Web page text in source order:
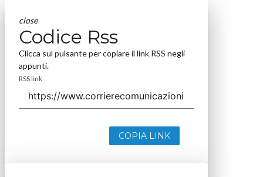
close
Codice Rss
Clicca sul pulsante per copiare il link RSS negli
appunti.
RSS link
COPIA LINK